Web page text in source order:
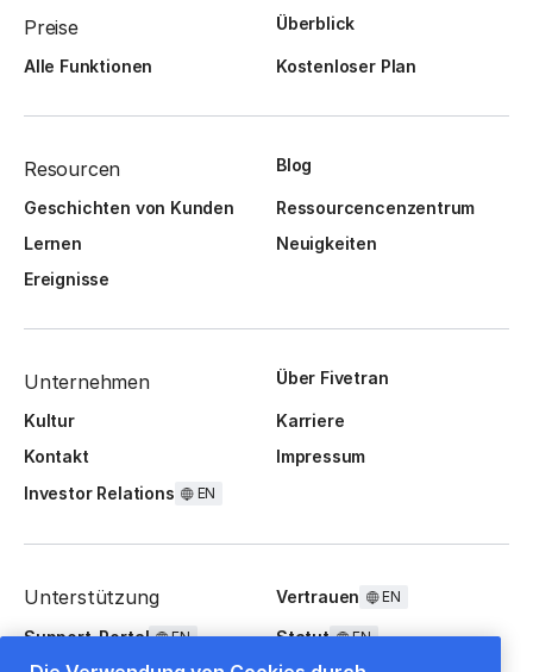
Preise Überblick
Alle Funktionen Kostenloser Plan
Resourcen Blog
Geschichten von Kunden
Ressourcencenzentrum
Lernen
Neuigkeiten
Ereignisse
Unternehmen Über Fivetran
Kultur
Karriere
Kontakt
Impressum
Investor Relations
EN
Unterstützung Vertrauen EN
Support-Portal EN Statut EN